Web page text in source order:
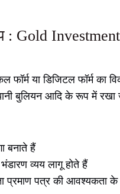
: Gold
फॉर्म या डिजिटल फॉर्म
बुलियन आदि के रूप में
बनाते हैं
व्यय लागू होते हैं
प्रमाण पत्र की आवश्यकता